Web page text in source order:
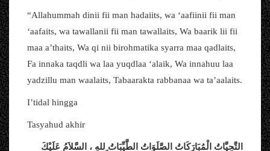
“Allahummah dinii fii man hadaiits, wa ‘aafiinii fii man
‘aafaits, wa tawallanii fii man tawallaits, Wa baarik lii fii
maa a’thaits, Wa qi nii birohmatika syarra maa qadlaits,
Fa innaka taqdli wa laa yuqdlaa ‘alaik, Wa innahuu laa
yadzillu man waalaits, Tabaarakta rabbanaa wa ta’aalaits.
I’tidal hingga
Tasyahud akhir
التَّحِيَّاتُ الْمُبَارَكَاتُ الصَّلَوَاتُ الطَّيِّبَاتُ ِللهِ ، السَّلاَمُ عَلَيْكَ